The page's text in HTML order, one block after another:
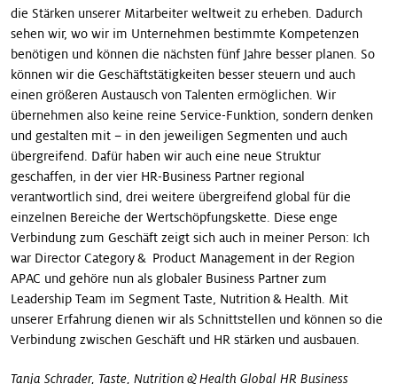
die Stärken unserer Mitarbeiter weltweit zu erheben. Dadurch
sehen wir, wo wir im Unternehmen bestimmte Kom­petenzen
benötigen und können die nächsten fünf Jahre besser planen. So
können wir die Geschäftstätigkeiten besser steuern und auch
einen größeren Austausch von Talenten ermöglichen. Wir
übernehmen also keine reine Service-Funktion, sondern denken
und gestalten mit – in den jeweiligen Segmenten und auch
übergreifend. Dafür haben wir auch eine neue Struktur
geschaffen, in der vier HR-Business Partner regional
verantwortlich sind, drei weitere übergreifend global für die
einzelnen Bereiche der Wertschöpfungskette. Diese enge
Verbindung zum Geschäft zeigt sich auch in meiner Person: Ich
war Director Category & Product Management in der Region
APAC und gehöre nun als globaler Business Partner zum
Leadership Team im Segment Taste, Nutrition & Health. Mit
unserer Erfahrung dienen wir als Schnittstellen und können so die
Verbindung zwischen Geschäft und HR stärken und ausbauen.
Tanja Schrader, Taste, Nutrition & Health Global HR Business